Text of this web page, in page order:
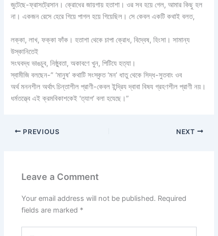
জুটেছে-ফ্রাসট্রেসান। ক্রোধের জায়গায় হতাশা। ওর সব হয়ে গেল, আমার কিছু হল
না। একজন রেসে হেরে গিয়ে পাগল হয়ে গিয়েছিল। সে কেবল একটি কথাই বলত,
লক্কা, লাখ, ফক্কা ফাঁক। হতাশা থেকে চাপা ক্রোধ, বিদ্বেষ, হিংসা। সামান্য
উস্কানিতেই
সংঘবদ্ধ ভাঙচুব, নিষ্ঠুবতা, অকাবণে খুন, পিটিযে হত্যা।
স্বামীজি বলছেন-” ‘মানুষ’ কথাটি সংস্কৃত ‘মন’ ধাতু থেকে সিদ্ধ-সুতবাং ওব
অর্থ মননশীল অর্থাৎ চিন্তাশীল প্রাণী-কেবল ইন্দ্রিয দ্বাবা বিষয গ্রহণশীল প্রাণী নয়।
ধর্মতত্ত্বে এই ক্রমবিকাশকেই ‘ত্যাগ’ বলা হযেছে।”
PREVIOUS NEXT
Leave a Comment
Your email address will not be published. Required
fields are marked *